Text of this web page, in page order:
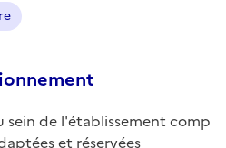
sein de l'établissement comp
et réservées